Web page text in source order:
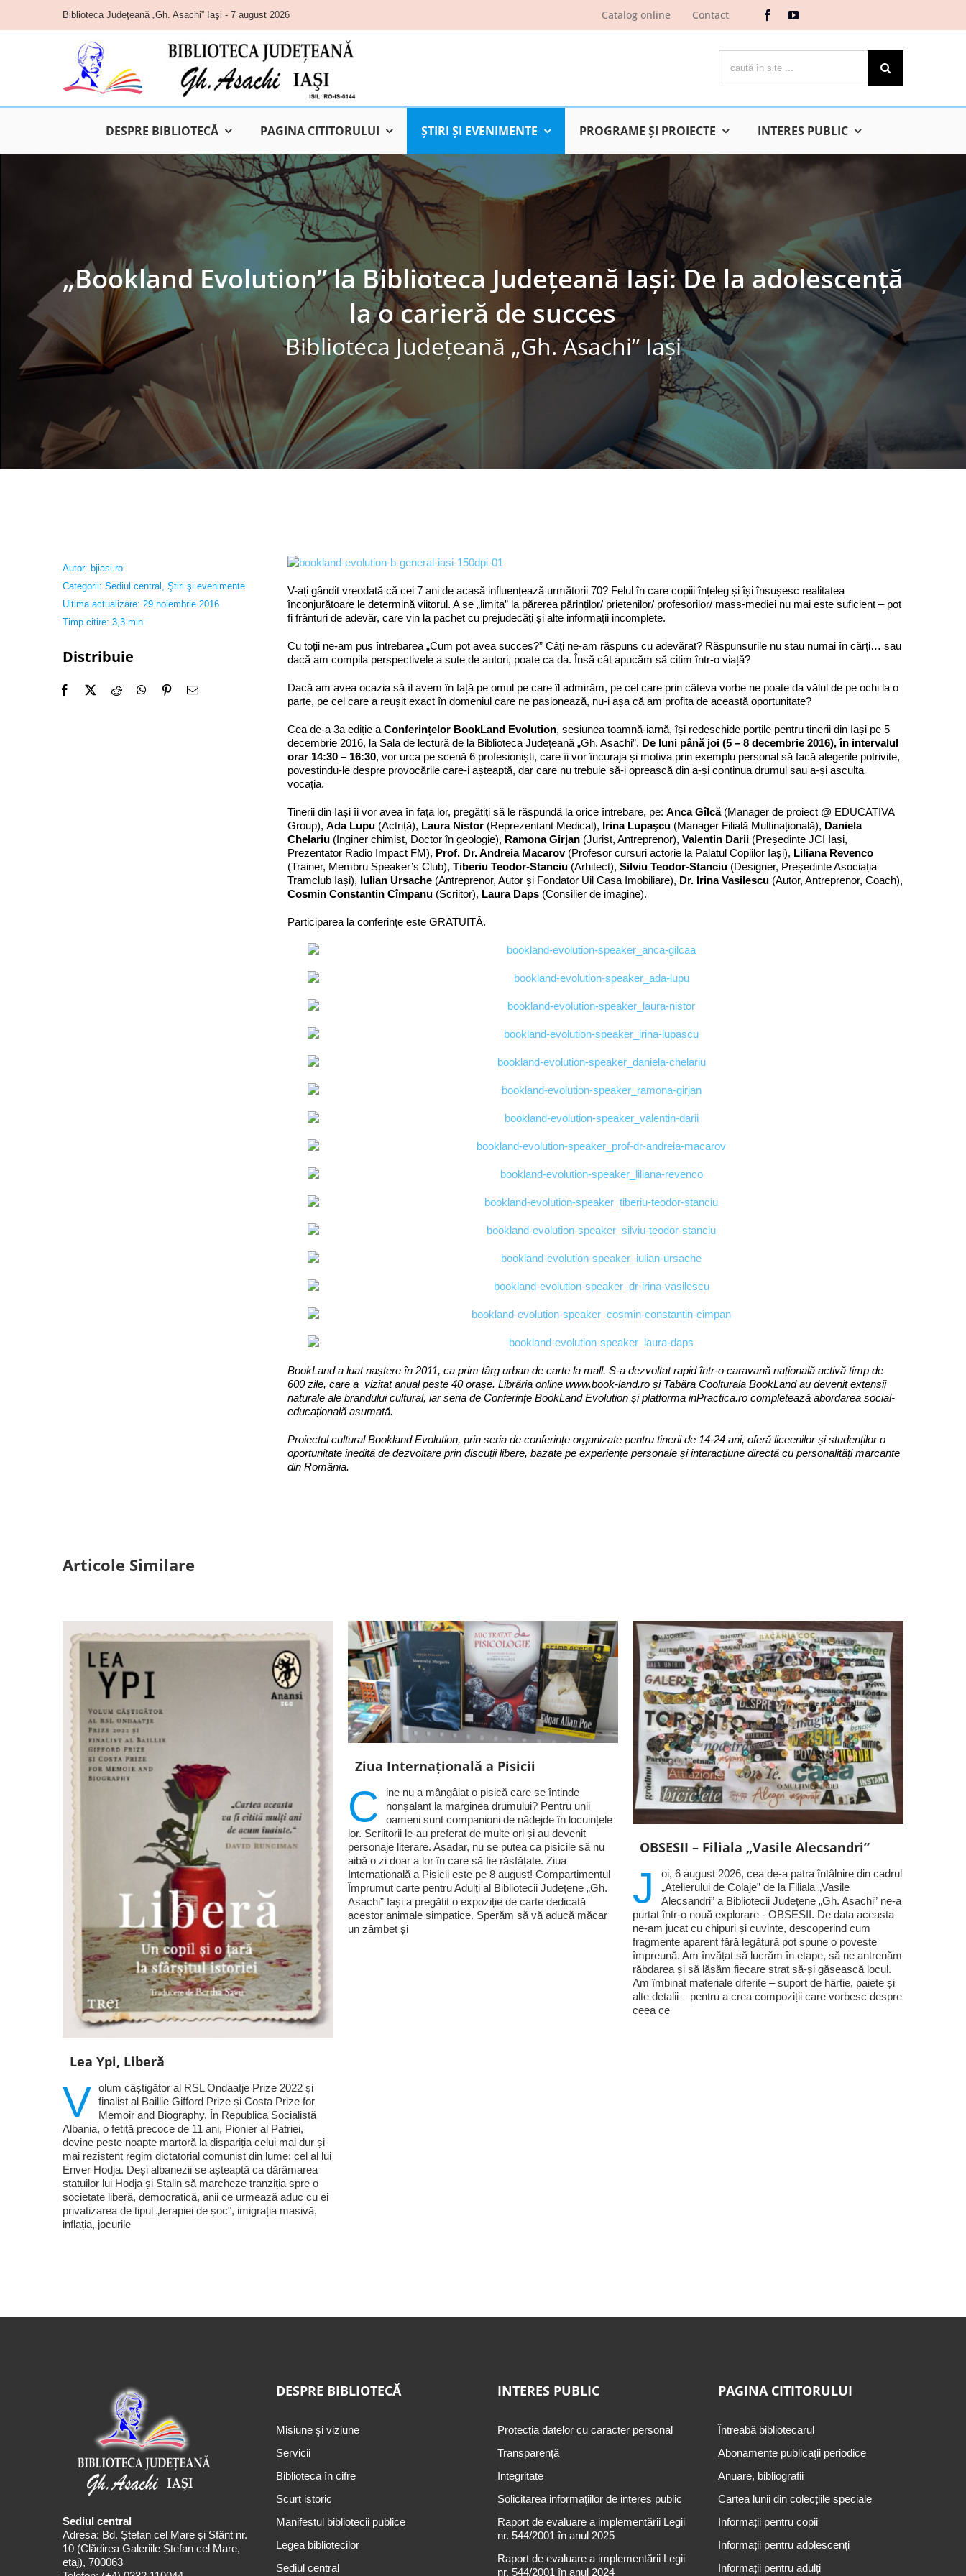
content
Biblioteca Judeţeană „Gh. Asachi” Iaşi - 7 august 2026 Catalog online Contact
DESPRE BIBLIOTECĂ PAGINA CITITORULUI ŞTIRI ŞI EVENIMENTE PROGRAME ŞI PROIECTE INTERES PUBLIC
„Bookland Evolution” la Biblioteca Județeană Iași: De la adolescență
la o carieră de succes
Biblioteca Judeţeană „Gh. Asachi” Iaşi
Autor: bjiasi.ro
Categorii: Sediul central , Ştiri şi evenimente
Ultima actualizare: 29 noiembrie 2016
Timp citire: 3,3 min
Distribuie
V-ați gândit vreodată că cei 7 ani de acasă influențează următorii 70? Felul în care copiii înțeleg și își însușesc realitatea
înconjurătoare le determină viitorul. A se „limita” la părerea părinților/ prietenilor/ profesorilor/ mass-mediei nu mai este suficient – pot
fi frânturi de adevăr, care vin la pachet cu prejudecăți și alte informații incomplete.
Cu toții ne-am pus întrebarea „Cum pot avea succes?” Câți ne-am răspuns cu adevărat? Răspunsurile nu stau numai în cărți… sau
dacă am compila perspectivele a sute de autori, poate ca da. Însă cât apucăm să citim într-o viață?
Dacă am avea ocazia să îl avem în față pe omul pe care îl admirăm, pe cel care prin câteva vorbe ne poate da vălul de pe ochi la o
parte, pe cel care a reușit exact în domeniul care ne pasionează, nu-i așa că am profita de această oportunitate?
Cea de-a 3a ediție aConferințelor BookLand Evolution, sesiunea toamnă-iarnă, își redeschide porțile pentru tinerii din Iași pe 5
decembrie 2016, la Sala de lectură de la Biblioteca Județeană „Gh. Asachi”. De luni până joi (5 – 8 decembrie 2016), în intervalul
orar 14:30 – 16:30, vor urca pe scenă 6 profesioniști, care îi vor încuraja și motiva prin exemplu personal să facă alegerile potrivite,
povestindu-le despre provocările care-i așteaptă, dar care nu trebuie să-i oprească din a-și continua drumul sau a-și asculta
vocația.
Tinerii din Iași îi vor avea în fața lor, pregătiți să le răspundă la orice întrebare, pe:Anca Gîlcă(Manager de proiect @ EDUCATIVA
Group),Ada Lupu (Actriță), Laura Nistor (Reprezentant Medical), Irina Lupaşcu (Manager Filială Multinațională), Daniela
Chelariu (Inginer chimist, Doctor în geologie), Ramona Girjan (Jurist, Antreprenor),Valentin Darii (Președinte JCI Iași,
Prezentator Radio Impact FM), Prof. Dr. Andreia Macarov(Profesor cursuri actorie la Palatul Copiilor Iași), Liliana Revenco
(Trainer, Membru Speaker’s Club),Tiberiu Teodor-Stanciu (Arhitect),Silviu Teodor-Stanciu (Designer, Președinte Asociația
Tramclub Iași), Iulian Ursache (Antreprenor, Autor și Fondator Uil Casa Imobiliare), Dr. Irina Vasilescu (Autor, Antreprenor, Coach),
Cosmin Constantin Cîmpanu (Scriitor), Laura Daps (Consilier de imagine).
Participarea la conferințe este GRATUITĂ.
BookLand a luat naștere în 2011, ca prim târg urban de carte la mall. S-a dezvoltat rapid într-o caravană națională activă timp de
600 zile, care a vizitat anual peste 40 orașe. Librăria online www.book-land.ro și Tabăra Coolturala BookLand au devenit extensii
naturale ale brandului cultural, iar seria de Conferințe BookLand Evolution și platforma inPractica.ro completează abordarea social-
educațională asumată.
Proiectul cultural Bookland Evolution, prin seria de conferințe organizate pentru tinerii de 14-24 ani, oferă liceenilor și studenților o
oportunitate inedită de dezvoltare prin discuții libere, bazate pe experiențe personale și interacțiune directă cu personalități marcante
din România.
Articole Similare
Lea Ypi, Liberă
V olum câștigător al RSL Ondaatje Prize 2022 și
finalist al Baillie Gifford Prize și Costa Prize for
Memoir and Biography. În Republica Socialistă
Albania, o fetiță precoce de 11 ani, Pionier al Patriei,
devine peste noapte martoră la dispariția celui mai dur și
mai rezistent regim dictatorial comunist din lume: cel al lui
Enver Hodja. Deși albanezii se așteaptă ca dărâmarea
statuilor lui Hodja și Stalin să marcheze tranziția spre o
societate liberă, democratică, anii ce urmează aduc cu ei
privatizarea de tipul „terapiei de șoc", imigrația masivă,
inflația, jocurile
Ziua Internațională a Pisicii
C
ine nu a mângâiat o pisică care se întinde
nonșalant la marginea drumului? Pentru unii
oameni sunt companioni de nădejde în locuințele
lor. Scriitorii le-au preferat de multe ori și au devenit
personaje literare. Așadar, nu se putea ca pisicile să nu
aibă o zi doar a lor în care să fie răsfățate. Ziua
Internațională a Pisicii este pe 8 august! Compartimentul
Împrumut carte pentru Adulți al Bibliotecii Județene „Gh.
Asachi” Iași a pregătit o expoziție de carte dedicată
acestor animale simpatice. Sperăm să vă aducă măcar
un zâmbet și
OBSESII – Filiala „Vasile Alecsandri”
J
oi, 6 august 2026, cea de-a patra întâlnire din cadrul
„Atelierului de Colaje” de la Filiala „Vasile
Alecsandri” a Bibliotecii Județene „Gh. Asachi” ne-a
purtat într-o nouă explorare - OBSESII. De data aceasta
ne-am jucat cu chipuri și cuvinte, descoperind cum
fragmente aparent fără legătură pot spune o poveste
împreună. Am învățat să lucrăm în etape, să ne antrenăm
răbdarea și să lăsăm fiecare strat să-și găsească locul.
Am îmbinat materiale diferite – suport de hârtie, paiete și
alte detalii – pentru a crea compoziții care vorbesc despre
ceea ce
Sediul central
Adresa: Bd. Ștefan cel Mare și Sfânt nr.
10 (Clădirea Galeriile Ștefan cel Mare,
etaj), 700063
DESPRE BIBLIOTECĂ
Misiune şi viziune
Servicii
Biblioteca în cifre
Scurt istoric
Manifestul bibliotecii publice
Legea bibliotecilor
Sediul central
INTERES PUBLIC
Protecția datelor cu caracter personal
Transparență
Integritate
Solicitarea informaţiilor de interes public
Raport de evaluare a implementării Legii
nr. 544/2001 în anul 2025
Raport de evaluare a implementării Legii
nr. 544/2001 în anul 2024
PAGINA CITITORULUI
Întreabă bibliotecarul
Abonamente publicaţii periodice
Anuare, bibliografii
Cartea lunii din colecțiile speciale
Informații pentru copii
Informații pentru adolescenți
Informații pentru adulți